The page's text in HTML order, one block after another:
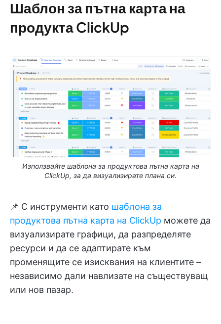
Шаблон за пътна карта на
продукта ClickUp
Използвайте шаблона за продуктова пътна карта на
ClickUp, за да визуализирате плана си.
📌 С инструменти като шаблона за
продуктова пътна карта на ClickUp можете да
визуализирате графици, да разпределяте
ресурси и да се адаптирате към
променящите се изисквания на клиентите –
независимо дали навлизате на съществуващ
или нов пазар.